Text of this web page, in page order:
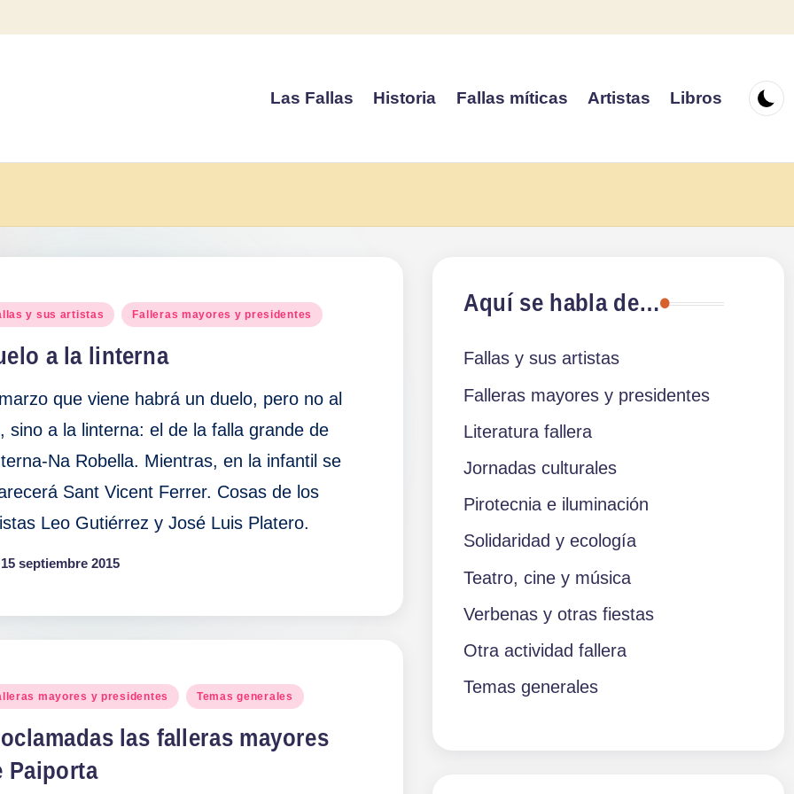
Las Fallas Historia Fallas míticas Artistas Libros
y sus artistas Falleras mayores y presidentes
a la linterna
que viene habrá un duelo, pero no al
sino a la linterna: el de la falla grande de
Na Robella. Mientras, en la infantil se
Sant Vicent Ferrer. Cosas de los
Leo Gutiérrez y José Luis Platero.
15 septiembre 2015
mayores y presidentes Temas generales
las falleras mayores
Paiporta
Aquí se habla de…
Fallas y sus artistas
Falleras mayores y presidentes
Literatura fallera
Jornadas culturales
Pirotecnia e iluminación
Solidaridad y ecología
Teatro, cine y música
Verbenas y otras fiestas
Otra actividad fallera
Temas generales